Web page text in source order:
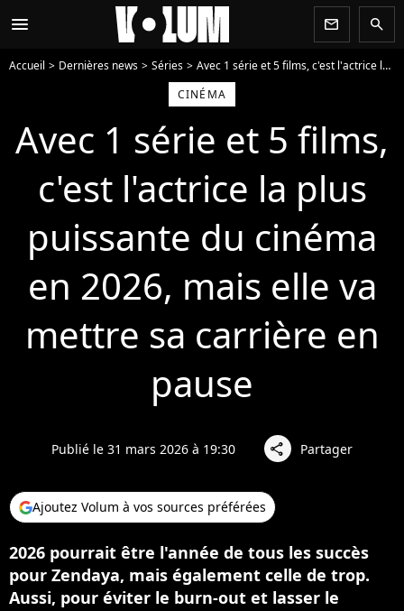
menu newsletter search
Accueil Dernières news Séries
Avec 1 série et 5 films, c'est l'actrice la plus puissante du cinéma en 2026, mais elle va mettre sa carrière en pause
CINÉMA
Avec 1 série et 5 films,
c'est l'actrice la plus
puissante du cinéma
en 2026, mais elle va
mettre sa carrière en
pause
Publié le 31 mars 2026 à 19:30 share Partager
Ajoutez Volum à vos sources préférées
2026 pourrait être l'année de tous les succès
pour Zendaya, mais également celle de trop.
Aussi, pour éviter le burn-out et lasser le